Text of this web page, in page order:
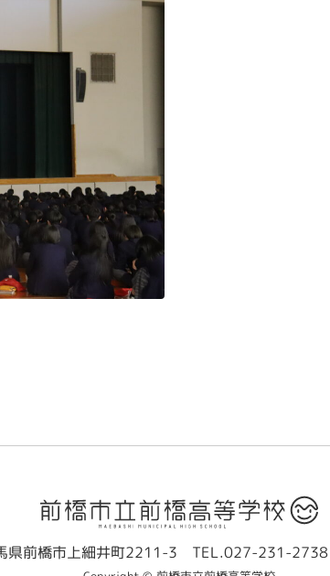
県前橋市上細井町2211-3 TEL.027-231-2738